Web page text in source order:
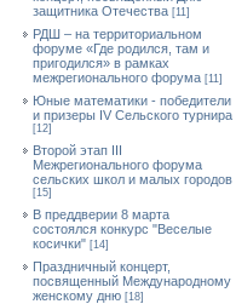
защитника Отечества [11]
РДШ – на территориальном
форуме «Где родился, там и
пригодился» в рамках
межрегионального форума [11]
Юные математики - победители
и призеры IV Сельского турнира
[12]
Второй этап III
Межрегионального форума
сельских школ и малых городов
[15]
В преддверии 8 марта
состоялся конкурс "Веселые
косички" [14]
Праздничный концерт,
посвященный Международному
женскому дню [18]